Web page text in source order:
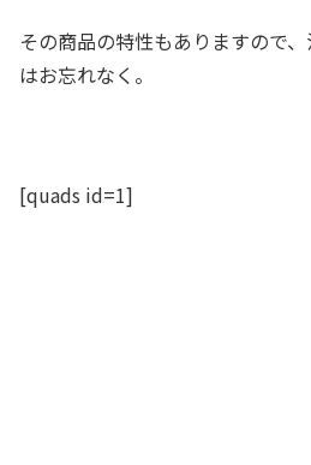
その商品の特性もありますので
はお忘れなく。
[quads id=1]